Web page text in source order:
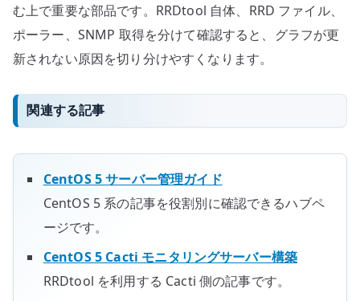
む上で重要な部品です。RRDtool 自体、RRD ファイル、
ポーラー、SNMP 取得を分けて確認すると、グラフが更
新されない原因を切り分けやすくなります。
関連する記事
CentOS 5 サーバー管理ガイド
CentOS 5 系の記事を役割別に確認できるハブペ
ージです。
CentOS 5 Cacti モニタリングサーバー構築
RRDtool を利用する Cacti 側の記事です。